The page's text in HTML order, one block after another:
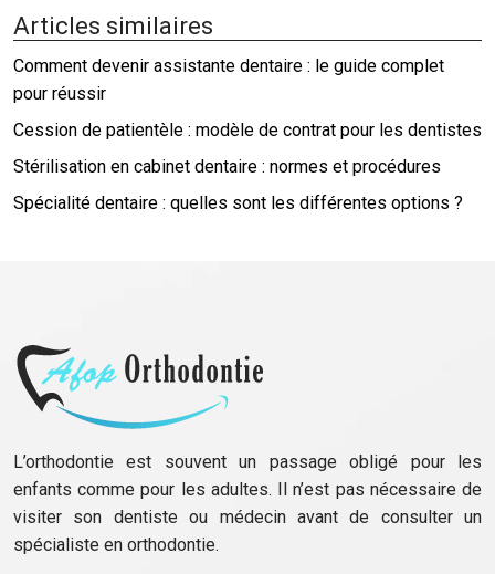
Articles similaires
Comment devenir assistante dentaire : le guide complet
pour réussir
Cession de patientèle : modèle de contrat pour les dentistes
Stérilisation en cabinet dentaire : normes et procédures
Spécialité dentaire : quelles sont les différentes options ?
L’orthodontie est souvent un passage obligé pour les
enfants comme pour les adultes. Il n’est pas nécessaire de
visiter son dentiste ou médecin avant de consulter un
spécialiste en orthodontie.